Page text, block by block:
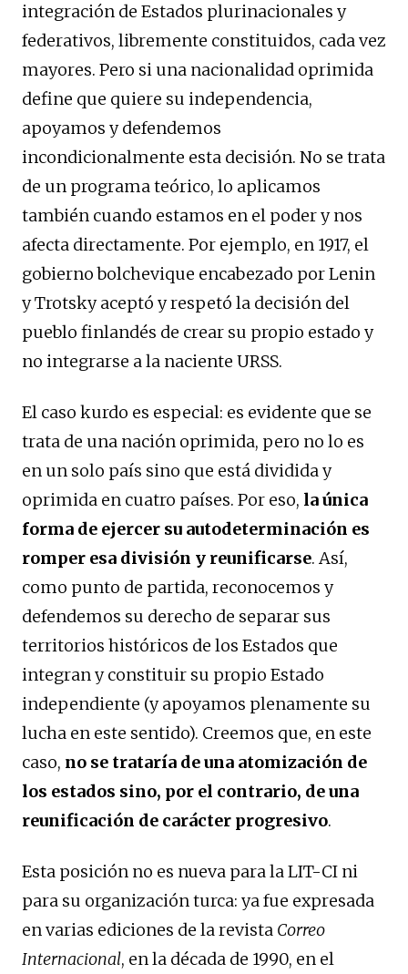
integración de Estados plurinacionales y
federativos, libremente constituidos, cada vez
mayores. Pero si una nacionalidad oprimida
define que quiere su independencia,
apoyamos y defendemos
incondicionalmente esta decisión. No se trata
de un programa teórico, lo aplicamos
también cuando estamos en el poder y nos
afecta directamente. Por ejemplo, en 1917, el
gobierno bolchevique encabezado por Lenin
y Trotsky aceptó y respetó la decisión del
pueblo finlandés de crear su propio estado y
no integrarse a la naciente URSS.
El caso kurdo es especial: es evidente que se
trata de una nación oprimida, pero no lo es
en un solo país sino que está dividida y
oprimida en cuatro países. Por eso, la única
forma de ejercer su autodeterminación es
romper esa división y reunificarse. Así,
como punto de partida, reconocemos y
defendemos su derecho de separar sus
territorios históricos de los Estados que
integran y constituir su propio Estado
independiente (y apoyamos plenamente su
lucha en este sentido). Creemos que, en este
caso, no se trataría de una atomización de
los estados sino, por el contrario, de una
reunificación de carácter progresivo.
Esta posición no es nueva para la LIT-CI ni
para su organización turca: ya fue expresada
en varias ediciones de la revista Correo
Internacional, en la década de 1990, en el